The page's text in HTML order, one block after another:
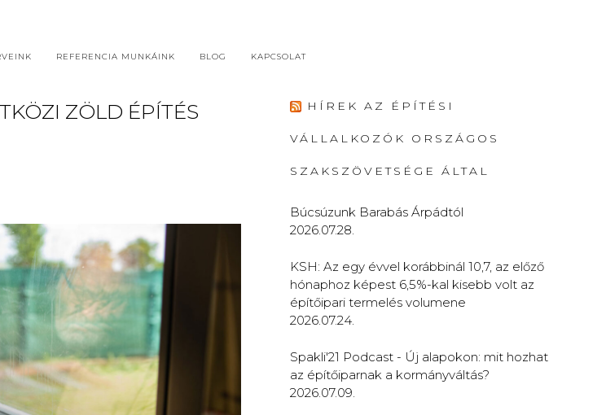
REFERENCIA MUNKÁINK BLOG KAPCSOLAT
ZÖLD ÉPÍTÉS
HÍREK AZ ÉPÍTÉSI
VÁLLALKOZÓK ORSZÁGOS
SZAKSZÖVETSÉGE ÁLTAL
Búcsúzunk Barabás Árpádtól
2026.07.28.
KSH: Az egy évvel korábbinál 10,7, az előző
hónaphoz képest 6,5%-kal kisebb volt az
építőipari termelés volumene
2026.07.24.
Spakli'21 Podcast - Új alapokon: mit hozhat
az építőiparnak a kormányváltás?
2026.07.09.